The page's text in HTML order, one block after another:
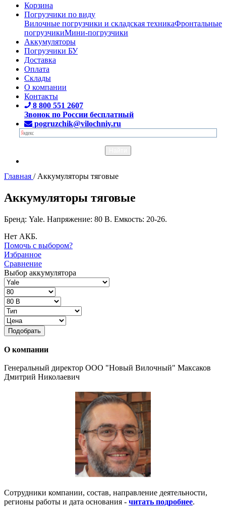
Корзина
Погрузчики по виду
Вилочные погрузчики и складская техникаФронтальные
погрузчикиМини-погрузчики
Аккумуляторы
Погрузчики БУ
Доставка
Оплата
Склады
О компании
Контакты
8 800 551 2607
Звонок по России бесплатный
pogruzchik@vilochniy.ru
Главная / Аккумуляторы тяговые
Аккумуляторы тяговые
Бренд: Yale. Напряжение: 80 В. Емкость: 20-26.
Нет АКБ.
Помочь с выбором?
Избранное
Сравнение
Выбор аккумулятора
Подобрать
О компании
Генеральный директор ООО "Новый Вилочный" Максаков
Дмитрий Николаевич
Сотрудники компании, состав, направление деятельности,
регионы работы и дата основания - читать подробнее.